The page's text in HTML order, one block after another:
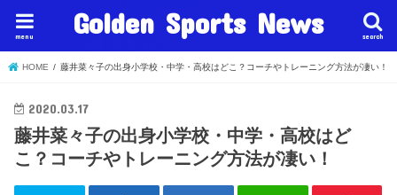
Golden Sports News search
menu
HOME 藤井菜々子の出身小学校・中学・高校はどこ？コーチやトレーニング方法が凄い！
2020.03.17
藤井菜々子の出身小学校・中学・高校はど
こ？コーチやトレーニング方法が凄い！